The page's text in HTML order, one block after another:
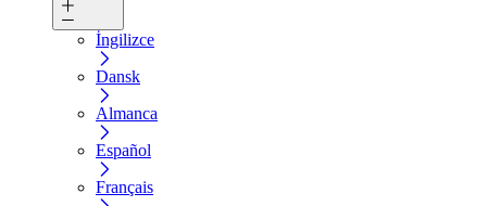
İngilizce
Dansk
Almanca
Español
Français